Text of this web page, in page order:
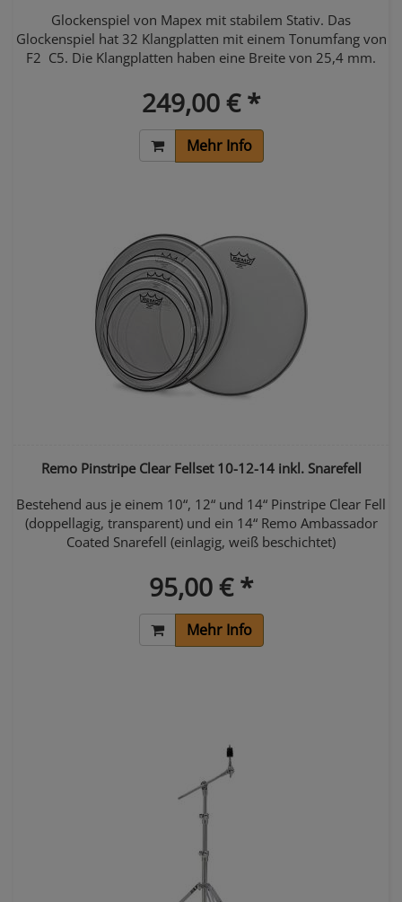
Glockenspiel von Mapex mit stabilem Stativ. Das
Glockenspiel hat 32 Klangplatten mit einem Tonumfang von
F2  C5. Die Klangplatten haben eine Breite von 25,4 mm.
249,00 € *
Mehr Info
Remo Pinstripe Clear Fellset 10-12-14 inkl. Snarefell
Bestehend aus je einem 10“, 12“ und 14“ Pinstripe Clear Fell
(doppellagig, transparent) und ein 14“ Remo Ambassador
Coated Snarefell (einlagig, weiß beschichtet)
95,00 € *
Mehr Info